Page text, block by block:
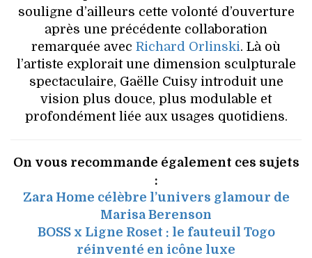
souligne d’ailleurs cette volonté d’ouverture
après une précédente collaboration
remarquée avec Richard Orlinski. Là où
l’artiste explorait une dimension sculpturale
spectaculaire, Gaëlle Cuisy introduit une
vision plus douce, plus modulable et
profondément liée aux usages quotidiens.
On vous recommande également ces sujets
:
Zara Home célèbre l’univers glamour de
Marisa Berenson
BOSS x Ligne Roset : le fauteuil Togo
réinventé en icône luxe